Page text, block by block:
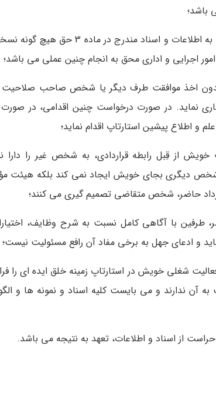
باشد؛
2- طرفین متعهد می گردند نسبت به اطلاعات و
اجرایی و اداری محق به انجام چنین عملی می باشد؛
بدون اخذ موافقت طرف دیگر یا شخص صاحب صلاحیت
نماید. در صورت درخواست چنین اقدامی، در
و اطلاع پیشین استارتاپ اقدام نماید؛
از قِبل رابطه قراردادی، به شخص غیر را دارا
شخص دیگری بجای خویش ایجاد نمی کند بلکه هیئت
حاضر، شخص متقاضی تصمیم گیری می کنند؛
طرفین با آگاهی کامل نسبت به شرح وظایف،
و ادعای جهل به برخی مفاد آن رافع مسئولیت نیست؛
شغلی خویش در استارتاپ زمینه خلق ایده ای را
آن ندارند و می بایست کلیه اسناد و نمونه ها و